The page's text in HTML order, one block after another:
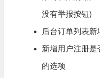
没有举报按钮)
后台订单列表
新增用户注册是
的选项